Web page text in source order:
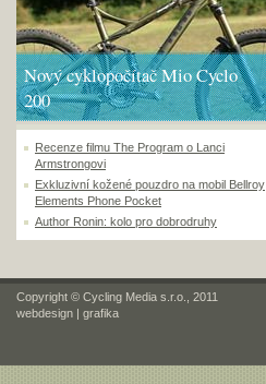
Nový cyklopočítač Mio Cyclo
200
Recenze filmu The Program o Lanci
Armstrongovi
Exkluzivní kožené pouzdro na mobil Bellroy
Elements Phone Pocket
Author Ronin: kolo pro dobrodruhy
Copyright © Cycling Media s.r.o., 2011
webdesign | grafika